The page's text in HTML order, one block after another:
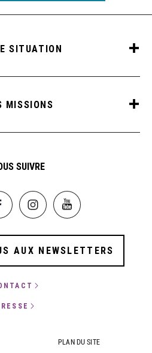
SITUATION
MISSIONS
SUIVRE
Image Image
AUX NEWSLETTERS
PLAN DU SITE